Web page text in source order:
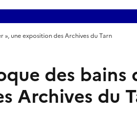
», une exposition des Archives du Tarn
des bains
Archives du